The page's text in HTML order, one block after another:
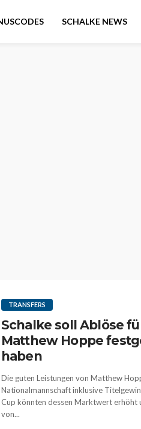
SCHALKE NEWS
TRANSFERS
Schalke soll Ablöse
Matthew Hoppe
haben
Die guten Leistungen von Matthew
Nationalmannschaft inklusive
Cup könnten dessen Marktwert erhöht
von...